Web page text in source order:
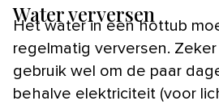
Water verversen
Het water in een hottub
regelmatig verversen.
gebruik wel om de paar
behalve elektriciteit (voor